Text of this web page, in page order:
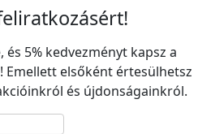
5% kedvezményt kapsz a
Emellett elsőként értesülhetsz
és újdonságainkról.